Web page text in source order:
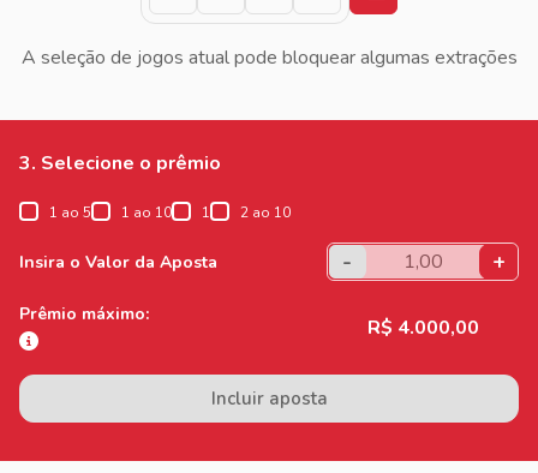
A seleção de jogos atual pode bloquear algumas extrações
3. Selecione o prêmio
1 ao 5 1 ao 10 1 2 ao 10
Insira o Valor da Aposta - +
Prêmio máximo:
R$ 4.000,00
Incluir aposta